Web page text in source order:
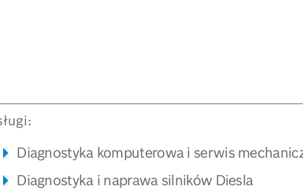
Diagnostyka komputerowa i serwis
Diagnostyka i naprawa silników Diesla